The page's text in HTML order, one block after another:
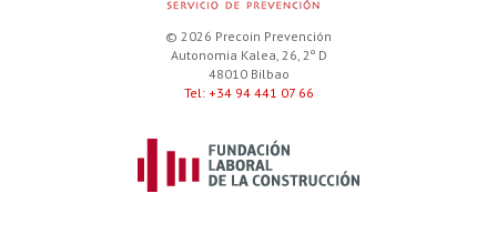
© 2026 Precoin Prevención
Autonomia Kalea, 26, 2º D
48010 Bilbao
Tel: +34 94 441 07 66